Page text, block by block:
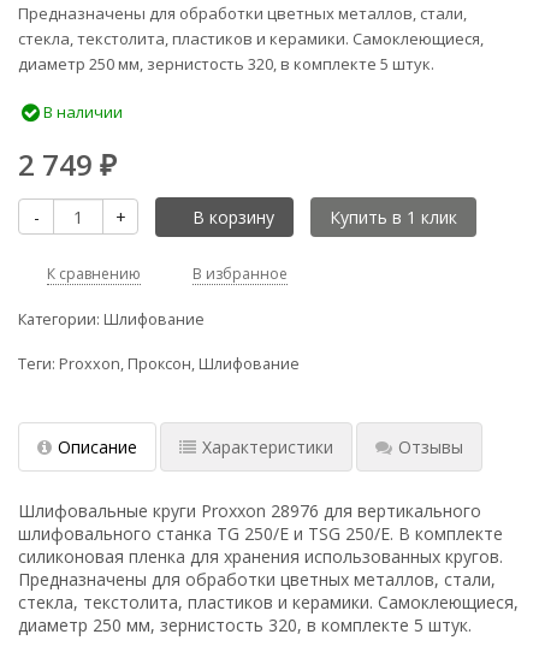
Предназначены для обработки цветных металлов, стали,
стекла, текстолита, пластиков и керамики. Самоклеющиеся,
диаметр 250 мм, зернистость 320, в комплекте 5 штук.
В наличии
2 749 ₽
- + В корзину
К сравнению В избранное
Категории: Шлифование
Теги: Proxxon, Проксон, Шлифование
Описание Характеристики Отзывы
Шлифовальные круги Proxxon 28976 для вертикального
шлифовального станка TG 250/E и TSG 250/E. В комплекте
силиконовая пленка для хранения использованных кругов.
Предназначены для обработки цветных металлов, стали,
стекла, текстолита, пластиков и керамики. Самоклеющиеся,
диаметр 250 мм, зернистость 320, в комплекте 5 штук.